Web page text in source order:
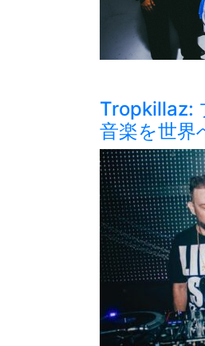
Tropkillaz:
音楽を世界